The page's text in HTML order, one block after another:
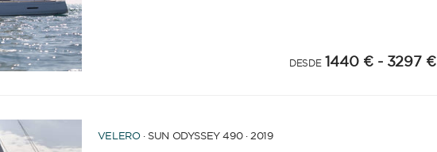
DESDE 1440 € - 3297 €
VELERO · SUN ODYSSEY 490 · 2019